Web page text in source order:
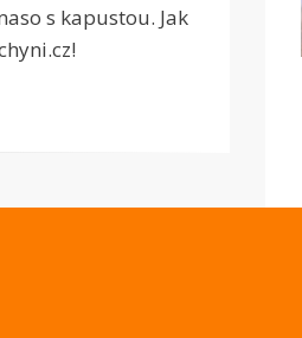
s kapustou. Jak